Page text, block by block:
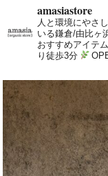
amasiastore
人と環境にやさ
いる鎌倉/由比ヶ
おすすめアイテ
り徒歩3分